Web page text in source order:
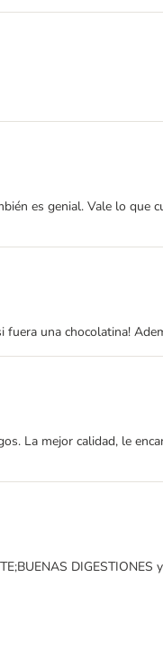
es genial. Vale lo que
una chocolatina!
La mejor calidad, le
DIGESTIONES